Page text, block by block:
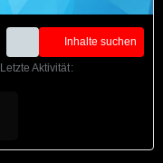
Inhalte suchen
Letzte Aktivität